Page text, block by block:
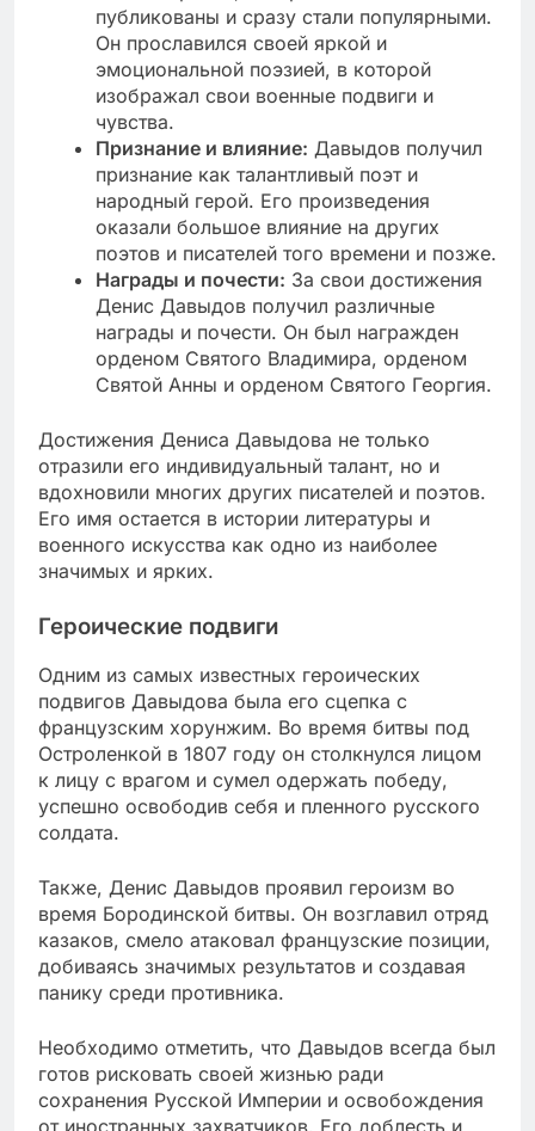
публикованы и сразу стали популярными.
Он прославился своей яркой и
эмоциональной поэзией, в которой
изображал свои военные подвиги и
чувства.
Признание и влияние: Давыдов получил
признание как талантливый поэт и
народный герой. Его произведения
оказали большое влияние на других
поэтов и писателей того времени и позже.
Награды и почести: За свои достижения
Денис Давыдов получил различные
награды и почести. Он был награжден
орденом Святого Владимира, орденом
Святой Анны и орденом Святого Георгия.
Достижения Дениса Давыдова не только
отразили его индивидуальный талант, но и
вдохновили многих других писателей и поэтов.
Его имя остается в истории литературы и
военного искусства как одно из наиболее
значимых и ярких.
Героические подвиги
Одним из самых известных героических
подвигов Давыдова была его сцепка с
французским хорунжим. Во время битвы под
Остроленкой в 1807 году он столкнулся лицом
к лицу с врагом и сумел одержать победу,
успешно освободив себя и пленного русского
солдата.
Также, Денис Давыдов проявил героизм во
время Бородинской битвы. Он возглавил отряд
казаков, смело атаковал французские позиции,
добиваясь значимых результатов и создавая
панику среди противника.
Необходимо отметить, что Давыдов всегда был
готов рисковать своей жизнью ради
сохранения Русской Империи и освобождения